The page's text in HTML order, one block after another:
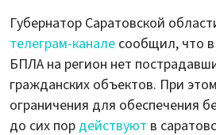
Губернатор Саратовской
телеграм-канале сообщил, что в
БПЛА на регион нет
гражданских объектов. При
ограничения для обеспечения
до сих пор действуют в